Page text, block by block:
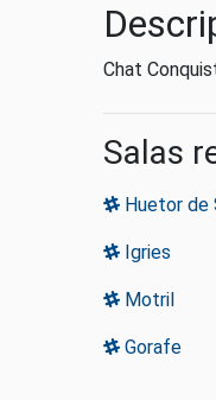
Chat
Salas
Huetor de
Igries
Motril
Gorafe